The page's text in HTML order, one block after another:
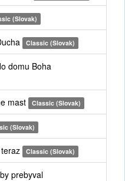
(Slovak)
Classic (Slovak)
domu Boha
mast Classic (Slovak)
(Slovak)
Classic (Slovak)
prebyval